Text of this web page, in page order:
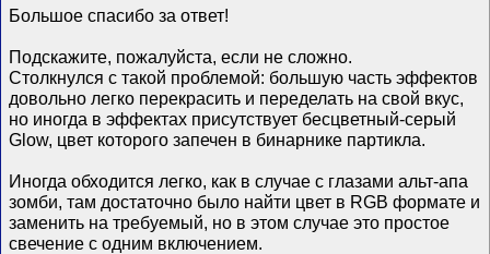
Большое спасибо за ответ!
Подскажите, пожалуйста, если не сложно.
Столкнулся с такой проблемой: большую часть эффектов
довольно легко перекрасить и переделать на свой вкус,
но иногда в эффектах присутствует бесцветный-серый
Glow, цвет которого запечен в бинарнике партикла.
Иногда обходится легко, как в случае с глазами альт-апа
зомби, там достаточно было найти цвет в RGB формате и
заменить на требуемый, но в этом случае это простое
свечение с одним включением.